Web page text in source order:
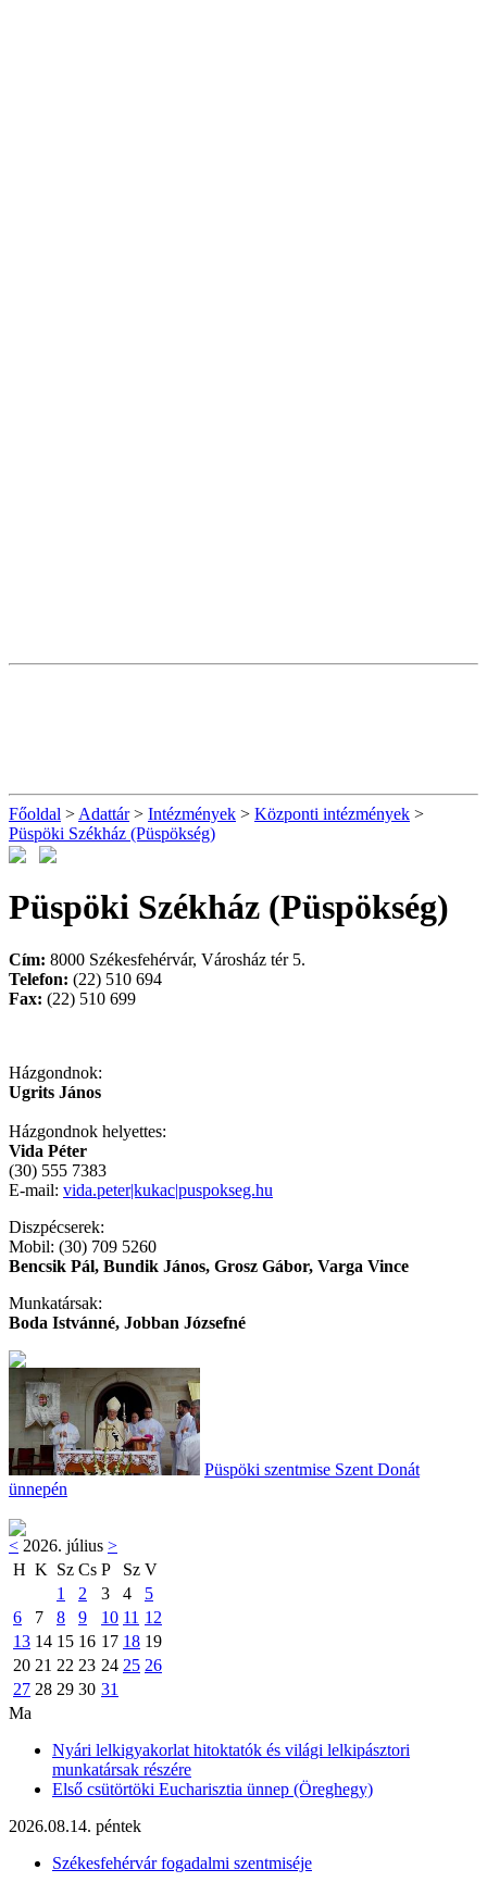
Főoldal > Adattár> Intézmények > Központi intézmények >
Püspöki Székház (Püspökség)
Püspöki Székház (Püspökség)
Cím: 8000 Székesfehérvár, Városház tér 5.
Telefon: (22) 510 694
Fax: (22) 510 699
Házgondnok:
Ugrits János
Házgondnok helyettes:
Vida Péter
(30) 555 7383
E-mail: vida.peter|kukac|puspokseg.hu
Diszpécserek:
Mobil: (30) 709 5260
Bencsik Pál, Bundik János, Grosz Gábor, Varga Vince
Munkatársak:
Boda Istvánné, Jobban Józsefné
Püspöki szentmise Szent Donát
ünnepén
< 2026. július >
H K Sz Cs P Sz V
1
2 3 4
5
6
7 8 9 10 11 12
13 14 15 16 17 18 19
20 21 22 23 24 25 26
27 28 29 30 31
Ma
Nyári lelkigyakorlat hitoktatók és világi lelkipásztori
munkatársak részére
Első csütörtöki Eucharisztia ünnep (Öreghegy)
2026.08.14. péntek
Székesfehérvár fogadalmi szentmiséje